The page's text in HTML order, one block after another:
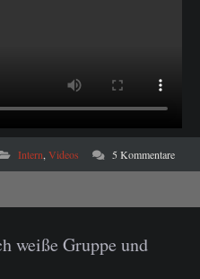
Intern Videos 5 Kommentare
weiße Gruppe und